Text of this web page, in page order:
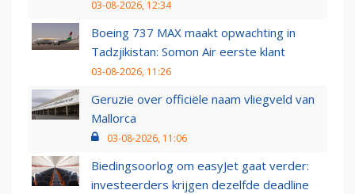
03-08-2026, 12:34
Boeing 737 MAX maakt opwachting in
Tadzjikistan: Somon Air eerste klant
03-08-2026, 11:26
Geruzie over officiële naam vliegveld van
Mallorca
03-08-2026, 11:06
Biedingsoorlog om easyJet gaat verder:
investeerders krijgen dezelfde deadline